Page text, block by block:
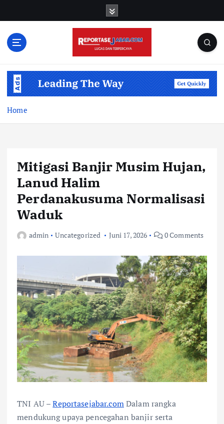
Home
Mitigasi Banjir Musim Hujan,
Lanud Halim
Perdanakusuma Normalisasi
Waduk
admin Uncategorized Juni 17, 2026 0 Comments
TNI AU –Reportasejabar.comDalam rangka
mendukung upaya pencegahan banjir serta